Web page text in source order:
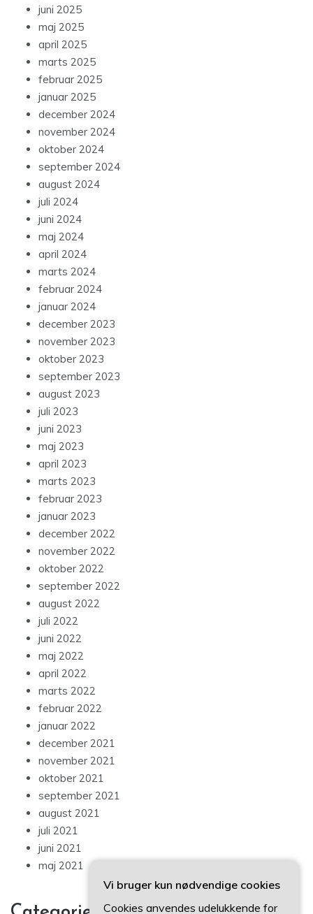
juni 2025
maj 2025
april 2025
marts 2025
februar 2025
januar 2025
december 2024
november 2024
oktober 2024
september 2024
august 2024
juli 2024
juni 2024
maj 2024
april 2024
marts 2024
februar 2024
januar 2024
december 2023
november 2023
oktober 2023
september 2023
august 2023
juli 2023
juni 2023
maj 2023
april 2023
marts 2023
februar 2023
januar 2023
december 2022
november 2022
oktober 2022
september 2022
august 2022
juli 2022
juni 2022
maj 2022
april 2022
marts 2022
februar 2022
januar 2022
december 2021
november 2021
oktober 2021
september 2021
august 2021
juli 2021
juni 2021
maj 2021
Vi bruger kun nødvendige cookies
Cookies anvendes udelukkende for